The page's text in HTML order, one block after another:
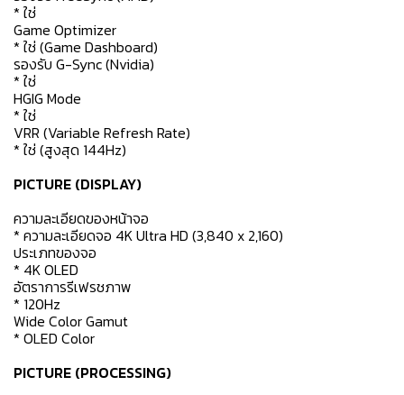
* ใช่
Game Optimizer
* ใช่ (Game Dashboard)
รองรับ G-Sync (Nvidia)
* ใช่
HGIG Mode
* ใช่
VRR (Variable Refresh Rate)
* ใช่ (สูงสุด 144Hz)
PICTURE (DISPLAY)
ความละเอียดของหน้าจอ
* ความละเอียดจอ 4K Ultra HD (3,840 x 2,160)
ประเภทของจอ
* 4K OLED
อัตราการรีเฟรชภาพ
* 120Hz
Wide Color Gamut
* OLED Color
PICTURE (PROCESSING)